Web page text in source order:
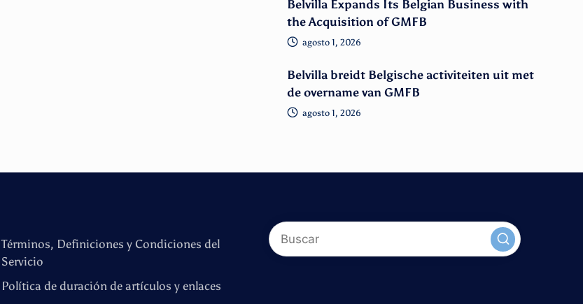
Belvilla Expands Its Belgian Business with
the Acquisition of GMFB
agosto 1, 2026
Belvilla breidt Belgische activiteiten uit met
de overname van GMFB
agosto 1, 2026
Términos, Definiciones y Condiciones del
Servicio
Política de duración de artículos y enlaces